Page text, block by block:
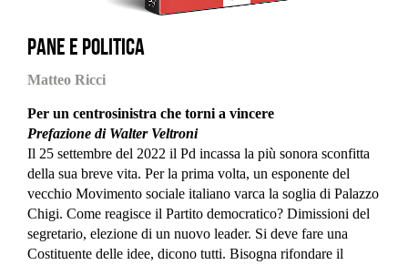
Pane e politica
Matteo Ricci
Per un centrosinistra che torni a vincere
Prefazione di Walter Veltroni
Il 25 settembre del 2022 il Pd incassa la più sonora sconfitta
della sua breve vita. Per la prima volta, un esponente del
vecchio Movimento sociale italiano varca la soglia di Palazzo
Chigi. Come reagisce il Partito democratico? Dimissioni del
segretario, elezione di un nuovo leader. Si deve fare una
Costituente delle idee, dicono tutti. Bisogna rifondare il